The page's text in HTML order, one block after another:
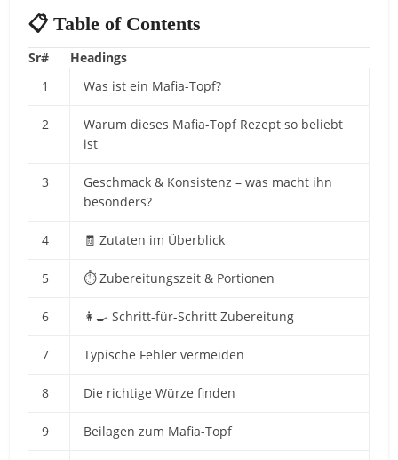
📋 Table of Contents
Sr#
Headings
1
Was ist ein Mafia-Topf?
2
Warum dieses Mafia-Topf Rezept so beliebt
ist
3
Geschmack & Konsistenz – was macht ihn
besonders?
4 🧾 Zutaten im Überblick
5 ⏱️ Zubereitungszeit & Portionen
6 👩‍🍳 Schritt-für-Schritt Zubereitung
7 Typische Fehler vermeiden
8 Die richtige Würze finden
9 Beilagen zum Mafia-Topf